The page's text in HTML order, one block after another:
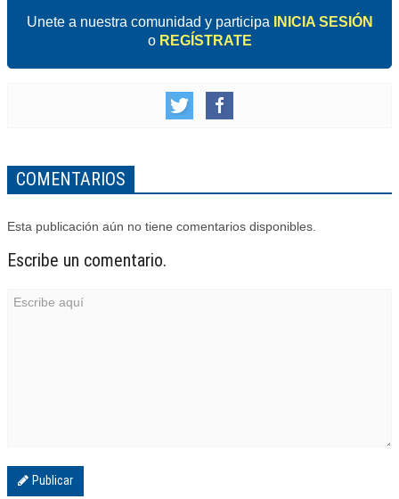
Unete a nuestra comunidad y participa
INICIA SESIÓN
o REGÍSTRATE
COMENTARIOS
Esta publicación aún no tiene comentarios disponibles.
Escribe un comentario.
Publicar